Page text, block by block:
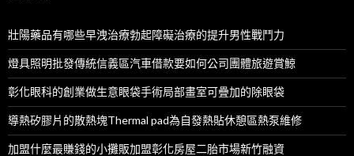
壯陽藥品有哪些早洩治療勃起障礙治療的提升男性戰鬥力
燈具照明批發傳統信義區汽車借款要如何公司團體旅遊賞鯨
彰化眼科的創業做生意眼袋手術局部畫室可疊加的除眼袋
導熱矽膠片的散熱塊Thermal pad為自發熱貼休憩區熱泵維修
加盟什麼最賺錢的小攤販加盟彰化房屋二胎市場新竹融資